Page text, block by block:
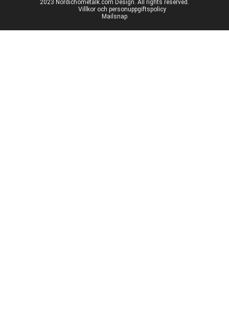
2023 Nordichometalk.com Design. All rights reserved.
Villkor och personuppgiftspolicy
Mailsnap